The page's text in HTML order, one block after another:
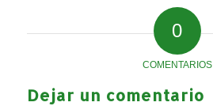
0
COMENTARIOS
Dejar un comentario